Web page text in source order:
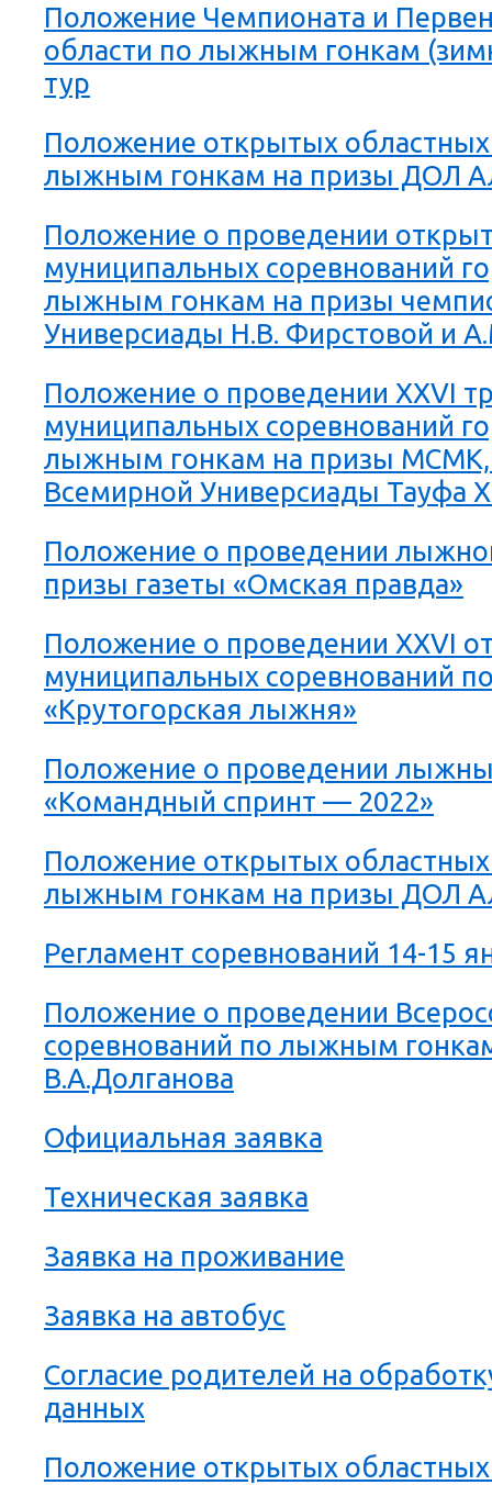
Положение Чемпионата и
области по лыжным гонкам
тур
Положение открытых
лыжным гонкам на призы ДОЛ
Положение о проведении
муниципальных соревнований
лыжным гонкам на призы
Универсиады Н.В. Фирстовой и
Положение о проведении XXVI
муниципальных соревнований
лыжным гонкам на призы МСМК,
Всемирной Универсиады Тауфа
Положение о проведении
призы газеты «Омская правда»
Положение о проведении XXVI
муниципальных соревнований
«Крутогорская лыжня»
Положение о проведении
«Командный спринт — 2022»
Положение открытых
лыжным гонкам на призы ДОЛ
Регламент соревнований 14-15
Положение о проведении
соревнований по лыжным
В.А.Долганова
Официальная заявка
Техническая заявка
Заявка на проживание
Заявка на автобус
Согласие родителей на
данных
Положение открытых